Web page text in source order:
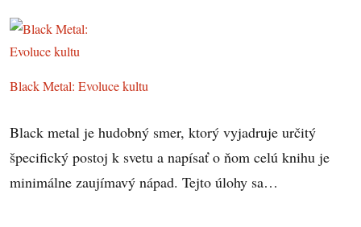
Black Metal: Evoluce kultu
Black metal je hudobný smer, ktorý vyjadruje určitý
špecifický postoj k svetu a napísať o ňom celú knihu je
minimálne zaujímavý nápad. Tejto úlohy sa…